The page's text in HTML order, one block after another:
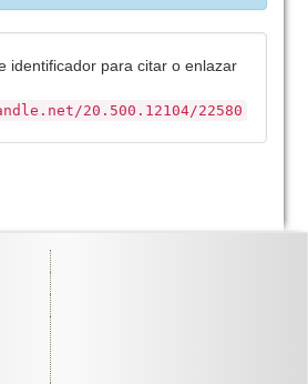
identificador para citar o enlazar
20.500.12104/22580